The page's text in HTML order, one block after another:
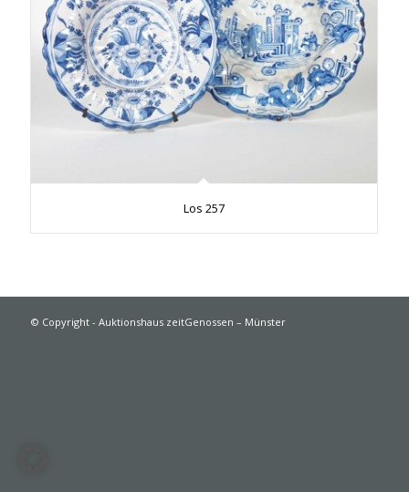
Los 257
© Copyright - Auktionshaus zeitGenossen – Münster